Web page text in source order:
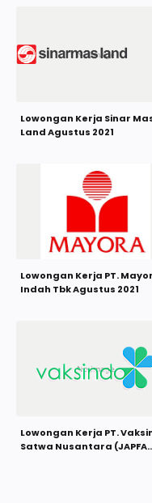
Lowongan Kerja Sinar
Land Agustus 2021
Lowongan Kerja PT.
Indah Tbk Agustus 2021
Lowongan Kerja PT.
Satwa Nusantara (JAPFA